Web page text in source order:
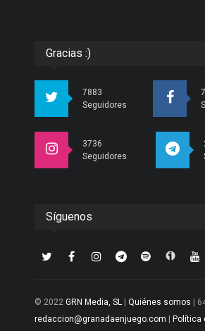
Gracias :)
7883
Seguidores
3736
Seguidores
Síguenos
© 2022 GRN Media, SL | Quiénes somos |
redaccion@granadaenjuego.com | Política